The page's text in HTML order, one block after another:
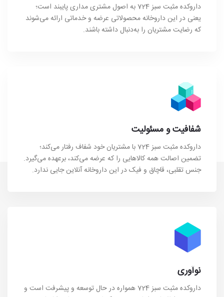
داروکده مثبت سبز 724 به اصول مشتری مداری پایبند است؛
یعنی در این داروخانه محصولاتی عرضه و خدماتی ارائه می‌شوند
که رضایت مشتریان را به‌دنبال داشته باشند.
شفافیت و مسئولیت
داروکده مثبت سبز 724 با مشتریان خود شفاف رفتار می‌کند؛
تضمین اصالت همه کالاهایی را که عرضه می‌کند، برعهده می‌گیرد.
جنس تقلبی، قاچاق و فیک در این داروخانه آنلاین جایی ندارد.
نوآوری
داروکده مثبت سبز 724 همواره در حال توسعه و پیشرفت است و